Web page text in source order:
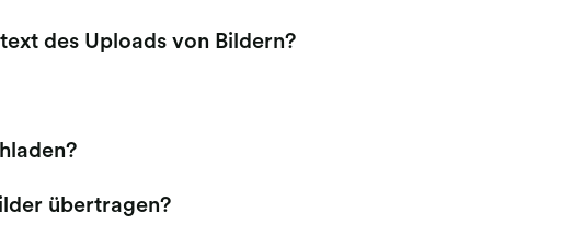
des Uploads von Bildern?
übertragen?